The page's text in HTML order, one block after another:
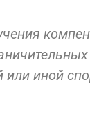
или иной